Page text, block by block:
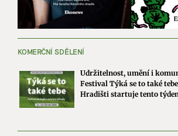
KOMERČNÍ SDĚLENÍ
Udržitelnost, umění i
Festival Týká se to také
Hradišti startuje tento